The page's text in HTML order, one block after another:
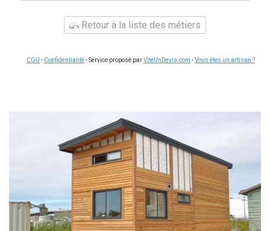
Retour à la liste des métiers
CGU - Confidentialité- Service proposé parViteUnDevis.com -Vous êtes un artisan ?